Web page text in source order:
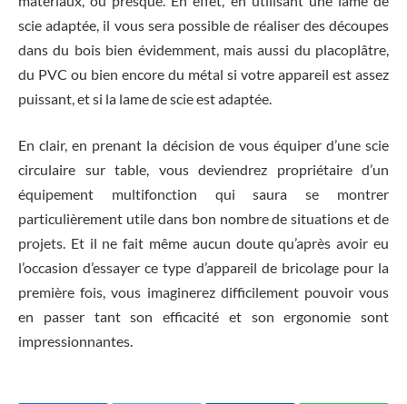
scie adaptée, il vous sera possible de réaliser des découpes
dans du bois bien évidemment, mais aussi du placoplâtre,
du PVC ou bien encore du métal si votre appareil est assez
puissant, et si la lame de scie est adaptée.
En clair, en prenant la décision de vous équiper d’une scie
circulaire sur table, vous deviendrez propriétaire d’un
équipement multifonction qui saura se montrer
particulièrement utile dans bon nombre de situations et de
projets. Et il ne fait même aucun doute qu’après avoir eu
l’occasion d’essayer ce type d’appareil de bricolage pour la
première fois, vous imaginerez difficilement pouvoir vous
en passer tant son efficacité et son ergonomie sont
impressionnantes.